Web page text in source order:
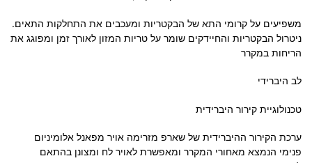
משפיעים על קרומי התא של הבקטריות ומעכבים את התחלקות התאים.
ניטרול הבקטריות והחיידקים שומר על טריות המזון לאורך זמן ומפוגג את
הריחות במקרר
לב היברידי
טכנולוגיית קירור היברידית
ערכת הקירור ההיברידית של שארפ מזרימה אויר מפאנל אלומיניום
פנימי הנמצא מאחורי המקרר ומאפשרת לאויר לח ומצונן בהתאם